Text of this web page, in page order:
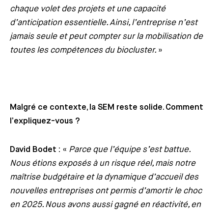
chaque volet des projets et une capacité
d’anticipation essentielle. Ainsi, l’entreprise n’est
jamais seule et peut compter sur la mobilisation de
toutes les compétences du biocluster. »
Malgré ce contexte, la SEM reste solide. Comment
l’expliquez-vous ?
David Bodet : « Parce que l’équipe s’est battue.
Nous étions exposés à un risque réel, mais notre
maîtrise budgétaire et la dynamique d’accueil des
nouvelles entreprises ont permis d’amortir le choc
en 2025. Nous avons aussi gagné en réactivité, en